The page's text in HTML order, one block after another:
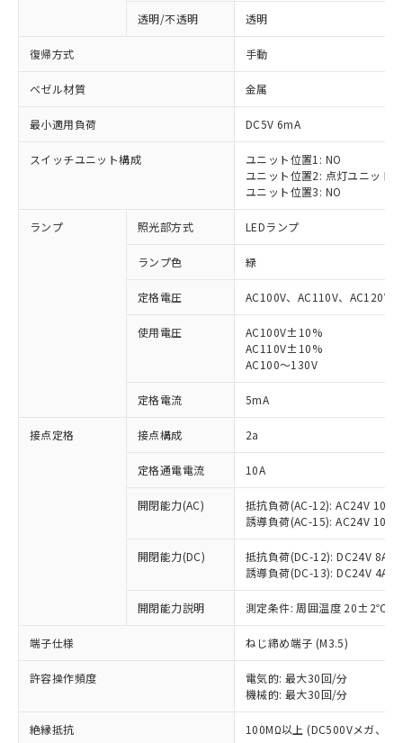
透明/不透明 透明
復帰方式 手動
ベゼル材質 金属
最小適用負荷 DC5V 6mA
スイッチユニット構成
ユニット位置1: NO
ユニット位置2: 点灯ユニット
ユニット位置3: NO
ランプ 照光部方式 LEDランプ
ランプ色 緑
定格電圧 AC100V、AC110V、AC120V
使用電圧
AC100V±10%
AC110V±10%
AC100～130V
定格電流 5mA
接点定格 接点構成 2a
定格通電電流 10A
開閉能力(AC)
抵抗負荷(AC-12): AC24V 10A/
誘導負荷(AC-15): AC24V
開閉能力(DC)
抵抗負荷(DC-12): DC24V 8A/
誘導負荷(DC-13): DC24V 4A/
開閉能力説明 測定条件: 周囲温度 20±2℃、
端子仕様 ねじ締め端子 (M3.5)
許容操作頻度
電気的: 最大30回/分
機械的: 最大30回/分
絶縁抵抗 100MΩ以上 (DC500Vメガ、点
ご利用条件
以下の条件をお読みいただき、同意のうえ
ご利用ください。
商品の当社在庫状況および標準価格
(税抜)を提供させていただくもので
当社制御機器事業取扱商品の中には、
本サービスの対象外となる商品もある
ことをご了承ください。
在庫状況および標準価格照会結果は、
記載している更新日時点での社内デー
タに基づき作成されるものであり、閲
覧された時点での実際の在庫および標
※1 対応状況
対応済み：EU RoHS指令（10物質）の
非含有に対応した製品が提供可能な商品で
対応予定：EU RoHS指令（10物質）の非含
有に対応した製品に切り替える予定のある
対応予定なし：EU RoHS指令（10物質）の
非含有に非対応の商品で、対応品を出す予
調査・確認中：EU RoHS指令（10物質）の
非含有の対応状況を調査中または確認中の
非該当品：ライセンス料など無形物で、有
害物質有無と関係のない商品です。
仕入先様の事情により、非含有部品として
いたものが、含有品と判明した場合などや
むを得ず変更することがあります。
ミウム(Cd) 100ppm以下、
※1 中国RoHS○×表
「○」：最大均質材料含有率が中国RoHSの
基準値以下であることを示します。
「×」：最大均質材料含有率が中国RoHSの
基準値を超えていることを示します。
「－」：未確認です。当社販売部門へお問
い合わせください。
*中国RoHS10物質の基準値 (GB/T26572)：
Pb(鉛) :1000ppm、 Hg(水銀) : 1000ppm、 Cd(カドミウ
当社は、これら貴社製品のうち、外国
為替および外国貿易法に定める商品
（以下｢規制貨物等」という）を輸出
または国外への提供する場合は、日本
国政府の輸出許可(または役務取引許